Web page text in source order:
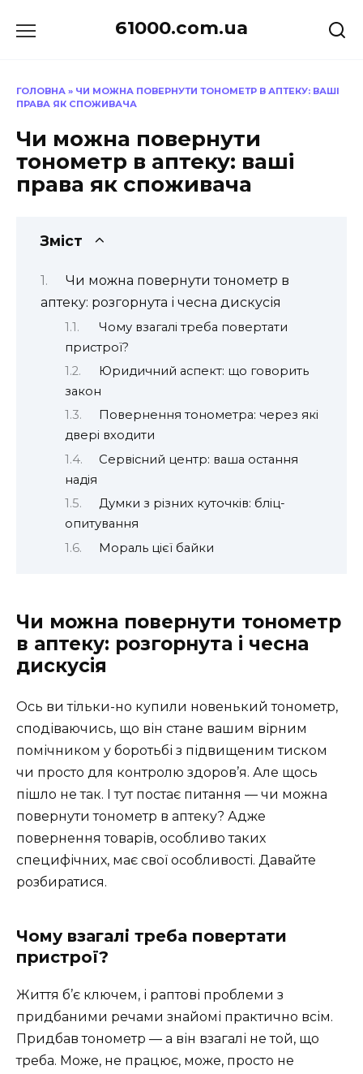
до
61000.com.ua
ГОЛОВНА » ЧИ МОЖНА ПОВЕРНУТИ ТОНОМЕТР В АПТЕКУ: ВАШІ
ПРАВА ЯК СПОЖИВАЧА
Чи можна повернути
тонометр в аптеку: ваші
права як споживача
Зміст
Чи можна повернути тонометр в
аптеку: розгорнута і чесна дискусія
Чому взагалі треба повертати
пристрої?
Юридичний аспект: що говорить
закон
Повернення тонометра: через які
двері входити
Сервісний центр: ваша остання
надія
Думки з різних куточків: бліц-
опитування
Мораль цієї байки
Чи можна повернути тонометр
в аптеку: розгорнута і чесна
дискусія
Ось ви тільки-но купили новенький тонометр,
сподіваючись, що він стане вашим вірним
помічником у боротьбі з підвищеним тиском
чи просто для контролю здоров’я. Але щось
пішло не так. І тут постає питання — чи можна
повернути тонометр в аптеку? Адже
повернення товарів, особливо таких
специфічних, має свої особливості. Давайте
розбиратися.
Чому взагалі треба повертати
пристрої?
Життя б’є ключем, і раптові проблеми з
придбаними речами знайомі практично всім.
Придбав тонометр — а він взагалі не той, що
треба. Може, не працює, може, просто не